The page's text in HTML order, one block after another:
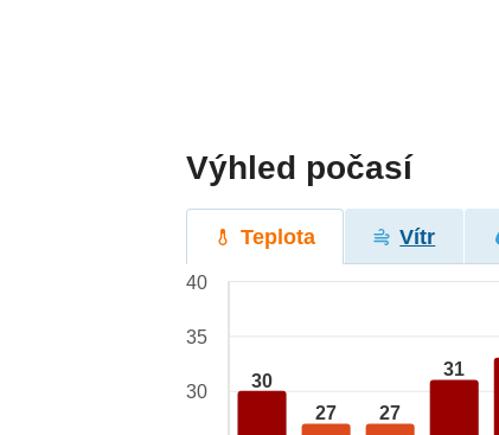
Výhled počasí
Teplota Vítr
30
27 27
31
40
35
30